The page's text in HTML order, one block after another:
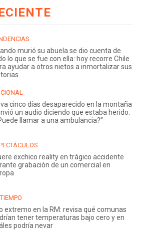
murió su abuela se dio cuenta de
lo que se fue con ella: hoy recorre Chile
ayudar a otros nietos a inmortalizar sus
cinco días desaparecido en la montaña
un audio diciendo que estaba herido:
llamar a una ambulancia?”
exchico reality en trágico accidente
grabación de un comercial en
extremo en la RM: revisa qué comunas
tener temperaturas bajo cero y en
podría nevar